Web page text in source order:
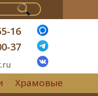
16
37
Храмовые